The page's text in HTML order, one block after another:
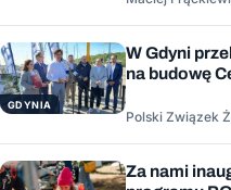
GDYNIA
W Gdyni
na budowę
Polski Związek
Za nami